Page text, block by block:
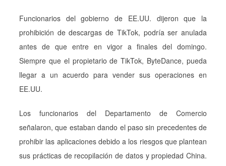
Funcionarios del gobierno de EE.UU. dijeron que la
prohibición de descargas de TikTok, podría ser anulada
antes de que entre en vigor a finales del domingo.
Siempre que el propietario de TikTok, ByteDance, pueda
llegar a un acuerdo para vender sus operaciones en
EE.UU.
Los funcionarios del Departamento de Comercio
señalaron, que estaban dando el paso sin precedentes de
prohibir las aplicaciones debido a los riesgos que plantean
sus prácticas de recopilación de datos y propiedad China.